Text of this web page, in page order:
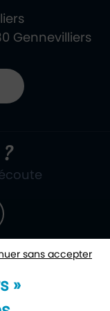
Gennevilliers
sans accepter
»